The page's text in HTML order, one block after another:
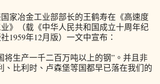
家冶金工业部部长的王鹤寿在《高速度
》（载《中华人民共和国成立十周年纪
1959年12月版）一文中宣布：
将生产一千二百万吨以上的钢”。并且非
、比利时、卢森堡等国都早已落在我们的